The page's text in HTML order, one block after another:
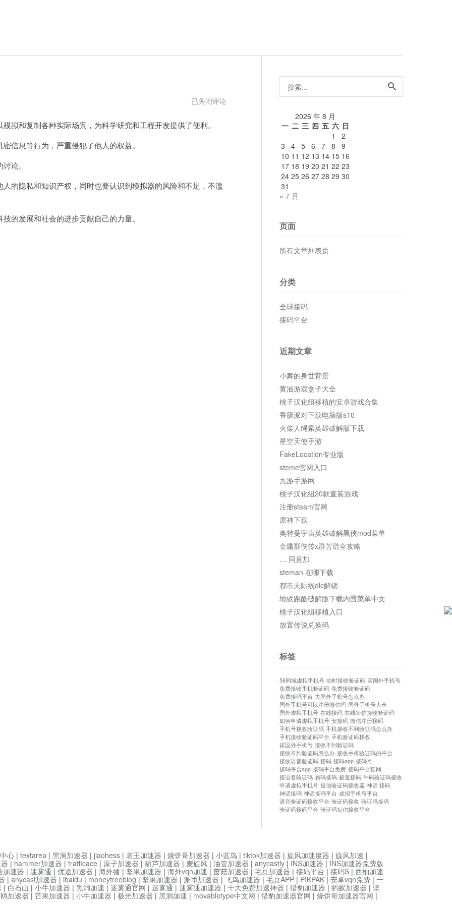
成
必
已关闭评论
和复制各种实际场景，为科学研究和工程开发提供了便利。
息等行为，严重侵犯了他人的权益。
论。
隐私和知识产权，同时也要认识到模拟器的风险和不足，不滥
发展和社会的进步贡献自己的力量。
搜
索...
2026 年 8 月
一 二 三 四 五 六 日
1
2
3
4 5 6 7 8
9
10 11 12 13 14 15 16
17 18 19 20 21 22 23
24 25 26 27 28 29 30
31
« 7 月
页面
所有文章列表页
分类
全球接码
接码平台
近期文章
小舞的身世背景
黄油游戏盒子大全
桃子汉化组移植的安卓游戏合集
香肠派对下载电脑版s10
火柴人绳索英雄破解版下载
星空天使手游
FakeLocation专业版
steme官网入口
九游手游网
桃子汉化组20款直装游戏
注册steam官网
原神下载
奥特曼宇宙英雄破解黑侠mod菜单
金庸群侠传x群芳谱全攻略
… 同意加
steman 在哪下载
都市天际线dlc解锁
地铁跑酷破解版下载内置菜单中文
桃子汉化组移植入口
放置传说兑换码
标签
58同城虚拟手机号 临时接收验证码 买国外手机号
免费接收手机验证码 免费接收验证码
免费接码平台 去国外手机号怎么办
国外手机号可以注册微信吗 国外手机号大全
国外虚拟手机号 在线接码 在线短信接收验证码
如何申请虚拟手机号 安接码 微信注册接码
手机号接收验证码 手机接收不到验证码怎么办
手机接收验证码平台 手机验证码接收
拔国外手机号 接收不到验证码
接收不到验证码怎么办 接收手机验证码的平台
接收语音验证码 接码 接码app 接码号
接码平台app 接码平台免费 接码平台官网
接语音验证码 易码接码 极速接码 牛码验证码接收
申请虚拟手机号 短信验证码接收器 神话 接码
神话接码 神话接码平台 虚拟手机号平台
语音验证码接收平台 验证码接收 验证码接码
验证码接码平台 验证码短信接收平台
心 | textarea | 黑洞加速器 | jiaohess | 老王加速器 | 烧饼哥加速器 | 小蓝鸟 | tiktok加速器 | 旋风加速度器 | 旋风加速 |
| hammer加速器 | trafficace | 原子加速器 | 葫芦加速器 | 麦旋风 | 油管加速器 | anycastly | INS加速器 | INS加速器免费版
加速器 | 迷雾通 | 优途加速器 | 海外播 | 坚果加速器 | 海外vqn加速 | 蘑菇加速器 | 毛豆加速器 | 接码平台 | 接码S | 西柚加速
| anycast加速器 | ibaidu | moneytreeblog | 坚果加速器 | 派币加速器 | 飞鸟加速器 | 毛豆APP | PIKPAK | 安卓vqn免费 | 一
| 白石山 | 小牛加速器 | 黑洞加速 | 迷雾通官网 | 迷雾通 | 迷雾通加速器 | 十大免费加速神器 | 猎豹加速器 | 蚂蚁加速器 | 坚
加速器 | 芒果加速器 | 小牛加速器 | 极光加速器 | 黑洞加速 | movabletype中文网 | 猎豹加速器官网 | 烧饼哥加速器官网 |